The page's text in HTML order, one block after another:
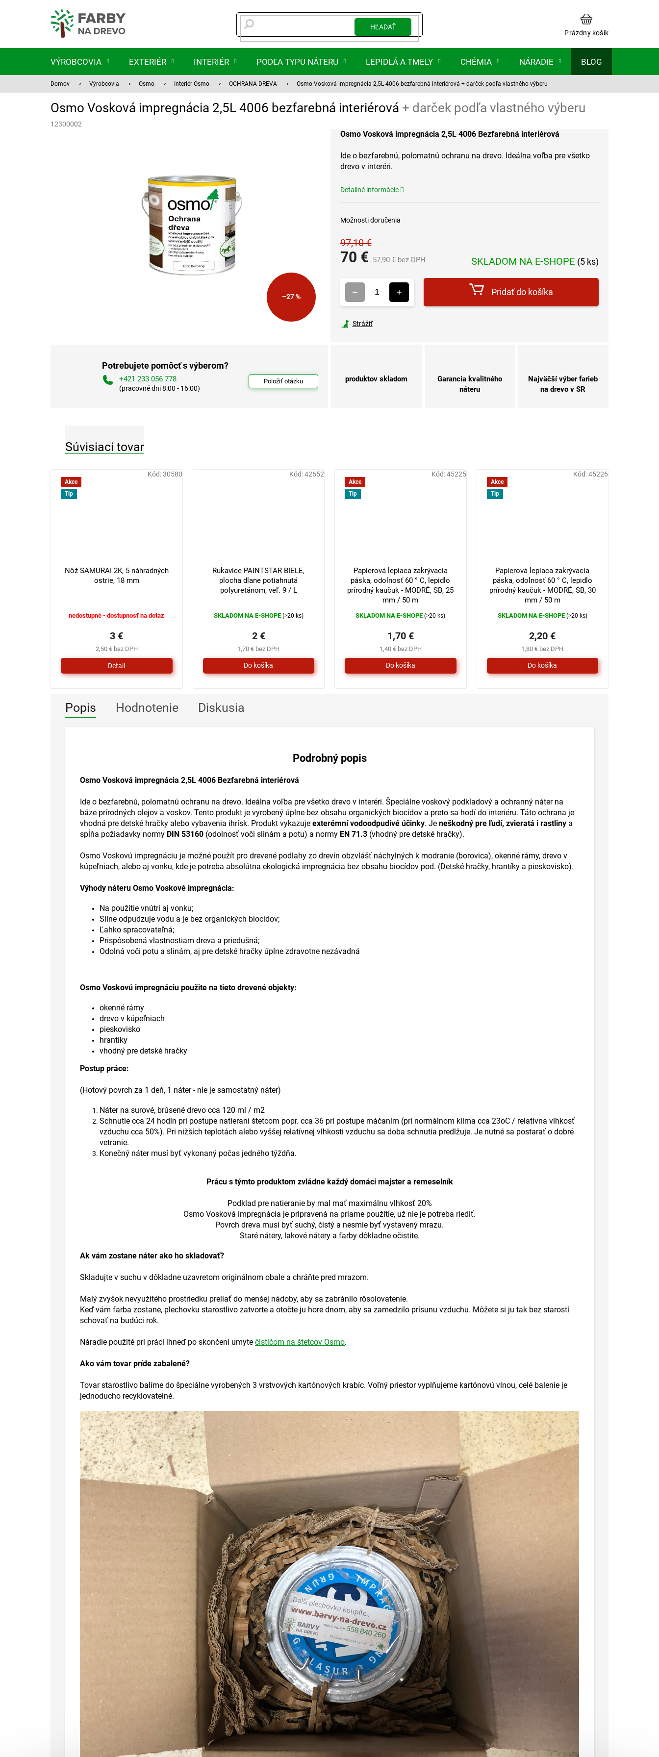
HĽADAŤ
NÁKUPNÝ
KOŠÍK
Prázdny košík
VÝROBCOVIA EXTERIÉR INTERIÉR PODĽA TYPU NÁTERU LEPIDLÁ A TMELY CHÉMIA NÁRADIE BLOG
Domov Výrobcovia Osmo Interiér Osmo OCHRANA DREVA Osmo Vosková impregnácia 2,5L 4006 bezfarebná interiérová + darček podľa vlastného výberu
Osmo Vosková impregnácia 2,5L 4006 bezfarebná interiérová + darček podľa vlastného výberu
12300002
–27 %
97,10 €
70 € 57,90 € bez DPH
cena:
SKLADOM NA E-SHOPE (5 ks)
Možnosti doručenia
Pridať do košíka
Osmo Vosková impregnácia 2,5L 4006 Bezfarebná interiérová
Ide o bezfarebnú, polomatnú ochranu na drevo. Ideálna voľba pre všetko
drevo v interéri.
Detailné informácie
Strážiť
Potrebujete pomôcť s výberom?
+421 233 056 778
(pracovné dni 8:00 - 16:00)
Položiť otázku produktov skladom
Garancia kvalitného
náteru
Najväčší výber farieb
na drevo v SR
Súvisiaci tovar
Akce
Tip
Nôž SAMURAI 2K, 5 náhradných
ostrie, 18 mm
nedostupné - dostupnosť na dotaz
2,50 € bez DPH
3 €
Detail
Kód:30580
Rukavice PAINTSTAR BIELE,
plocha dlane potiahnutá
polyuretánom, veľ. 9 / L
SKLADOM NA E-SHOPE (>20 ks)
1,70 € bez DPH
2 €
Kód:42652
Akce
Tip
Papierová lepiaca zakrývacia
páska, odolnosť 60 ° C, lepidlo
prírodný kaučuk - MODRÉ, SB, 25
mm / 50 m
SKLADOM NA E-SHOPE(>20 ks)
1,40 € bez DPH
1,70 €
Kód:45225
Akce
Tip
Papierová lepiaca zakrývacia
páska, odolnosť 60 ° C, lepidlo
prírodný kaučuk - MODRÉ, SB, 30
mm / 50 m
SKLADOM NA E-SHOPE (>20 ks)
1,80 € bez DPH
2,20 €
Kód:45226
Popis Hodnotenie Diskusia
Podrobný popis
Osmo Vosková impregnácia 2,5L 4006 Bezfarebná interiérová
Ide o bezfarebnú, polomatnú ochranu na drevo. Ideálna voľba pre všetko drevo v interéri. Špeciálne voskový podkladový a ochranný náter na
báze prírodných olejov a voskov. Tento produkt je vyrobený úplne bez obsahu organických biocídov a preto sa hodí do interiéru. Táto ochrana je
vhodná pre detské hračky alebo vybavenia ihrísk. Produkt vykazuje exterémní vodoodpudivé účinky. Je neškodný pre ľudí, zvieratá i rastliny a
spĺňa požiadavky normy DIN 53160 (odolnosť voči slinám a potu) a normy EN 71.3 (vhodný pre detské hračky).
Osmo Voskovú impregnáciu je možné použít pro drevené podlahy zo drevín obzvlášť náchylných k modranie (borovica), okenné rámy, drevo v
kúpeľniach, alebo aj vonku, kde je potreba absolútna ekologická impregnácia bez obsahu biocídov pod. (Detské hračky, hrantíky a pieskovisko).
Výhody náteru Osmo Voskové impregnácia:
Na použitie vnútri aj vonku;
Silne odpudzuje vodu a je bez organických biocidov;
Ľahko spracovateľná;
Prispôsobená vlastnostiam dreva a priedušná;
Odolná voči potu a slinám, aj pre detské hračky úplne zdravotne nezávadná
Osmo Voskovú impregnáciu použite na tieto drevené objekty:
okenné rámy
drevo v kúpeľniach
pieskovisko
hrantíky
vhodný pre detské hračky
Postup práce:
(Hotový povrch za 1 deň, 1 náter - nie je samostatný náter)
Náter na surové, brúsené drevo cca 120 ml / m2
Schnutie cca 24 hodín pri postupe natieraní štetcom popr. cca 36 pri postupe máčaním (pri normálnom klíma cca 23oC / relatívna vlhkosť
vzduchu cca 50%). Pri nižších teplotách alebo vyššej relatívnej vlhkosti vzduchu sa doba schnutia predlžuje. Je nutné sa postarať o dobré
vetranie.
Konečný náter musí byť vykonaný počas jedného týždňa.
Prácu s týmto produktom zvládne každý domáci majster a remeselník
Podklad pre natieranie by mal mať maximálnu vlhkosť 20%
Osmo Vosková impregnácia je pripravená na priame použitie, už nie je potreba riediť.
Povrch dreva musí byť suchý, čistý a nesmie byť vystavený mrazu.
Staré nátery, lakové nátery a farby dôkladne očistite.
Ak vám zostane náter ako ho skladovať?
Skladujte v suchu v dôkladne uzavretom originálnom obale a chráňte pred mrazom.
Malý zvyšok nevyužitého prostriedku preliať do menšej nádoby, aby sa zabránilo rôsolovatenie.
Keď vám farba zostane, plechovku starostlivo zatvorte a otočte ju hore dnom, aby sa zamedzilo prísunu vzduchu. Môžete si ju tak bez starostí
schovať na budúci rok.
Náradie použité pri práci ihneď po skončení umyte čističom na štetcov Osmo.
Ako vám tovar príde zabalené?
Tovar starostlivo balíme do špeciálne vyrobených 3 vrstvových kartónových krabíc. Voľný priestor vyplňujeme kartónovú vlnou, celé balenie je
jednoducho recyklovatelné.